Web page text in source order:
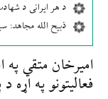
د هر ایرانی د
ذبیح الله مجاهد:
امیرخان متقي په
فعالیتونو په